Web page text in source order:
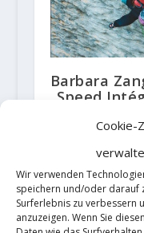
Cookie-
Wir verwenden
speichern und/oder darauf
Surferlebnis zu verbessern
anzuzeigen. Wenn Sie
Barbara
„Speed
22. Mai 2018